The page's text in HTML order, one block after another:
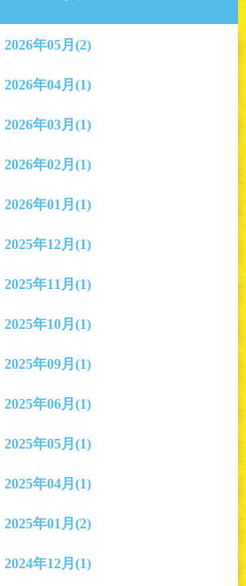
2026年05月(2)
2026年04月(1)
2026年03月(1)
2026年02月(1)
2026年01月(1)
2025年12月(1)
2025年11月(1)
2025年10月(1)
2025年09月(1)
2025年06月(1)
2025年05月(1)
2025年04月(1)
2025年01月(2)
2024年12月(1)